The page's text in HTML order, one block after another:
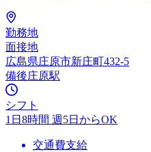
勤務地
面接地
広島県庄原市新庄町432-5
備後庄原駅
シフト
1日8時間 週5日からOK
交通費支給